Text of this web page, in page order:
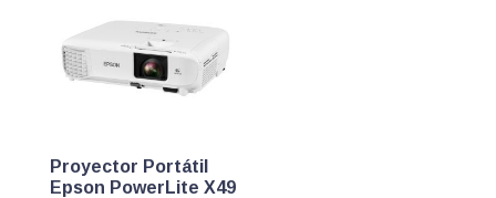
Proyector Portátil
Epson PowerLite X49